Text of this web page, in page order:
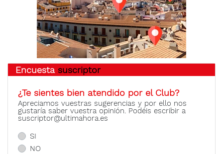
Encuesta suscriptor
¿Te sientes bien atendido por el Club?
Apreciamos vuestras sugerencias y por ello nos
gustaría saber vuestra opinión. Podéis escribir a
suscriptor@ultimahora.es
SI
NO